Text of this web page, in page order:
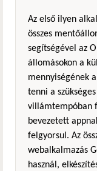
Az első ilyen
összes
segítségével az
állomásokon a
mennyiségének
tenni a
villámtempóban
bevezetett
felgyorsul. Az
webalkalmazás
használ,